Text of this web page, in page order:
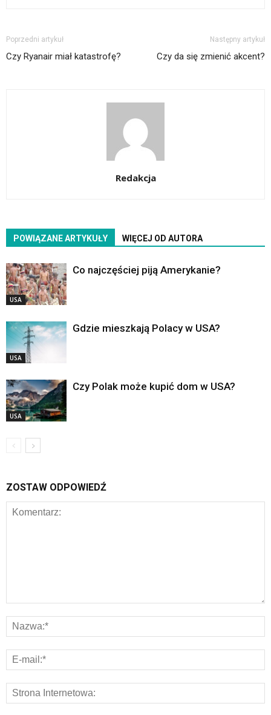
Poprzedni artykuł
Czy Ryanair miał katastrofę?
Następny artykuł
Czy da się zmienić akcent?
Redakcja
POWIĄZANE ARTYKUŁY WIĘCEJ OD AUTORA
USA
Co najczęściej piją Amerykanie?
USA
Gdzie mieszkają Polacy w USA?
USA
Czy Polak może kupić dom w USA?
ZOSTAW ODPOWIEDŹ